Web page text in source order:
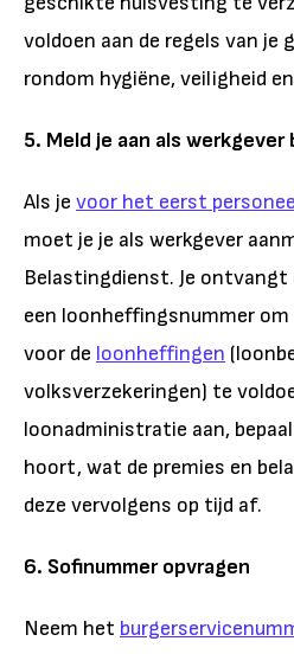
voldoen aan de regels van je
rondom hygiëne, veiligheid
5. Meld je aan als
Als je voor het eerst
moet je je als werkgever
Belastingdienst. Je ontvangt
een loonheffingsnummer
voor de loonheffingen
volksverzekeringen) te
loonadministratie aan,
hoort, wat de premies en
deze vervolgens op tijd af.
6. Sofinummer opvragen
Neem het